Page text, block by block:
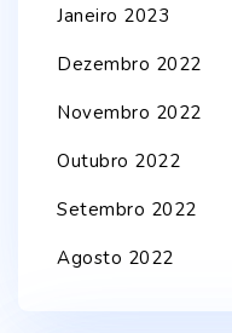
Janeiro 2023
Dezembro 2022
Novembro 2022
Outubro 2022
Setembro 2022
Agosto 2022